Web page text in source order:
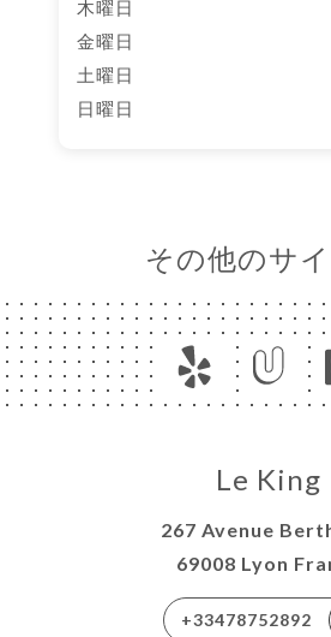
木曜日
金曜日
土曜日
日曜日
その他のサイ
Le King
267 Avenue
69008 Lyon
+33478752892